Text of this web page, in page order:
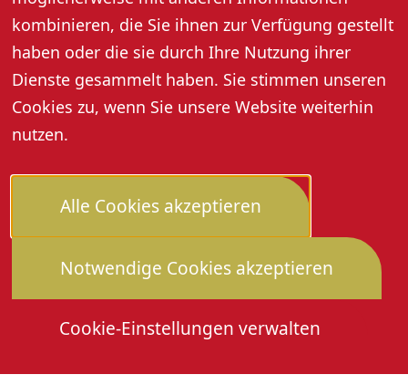
kombinieren, die Sie ihnen zur Verfügung gestellt
haben oder die sie durch Ihre Nutzung ihrer
Dienste gesammelt haben. Sie stimmen unseren
Cookies zu, wenn Sie unsere Website weiterhin
nutzen.
Alle Cookies akzeptieren
Notwendige Cookies akzeptieren
Cookie-Einstellungen verwalten
Ausweichtermin: 03.05.2026; weiterer Termin:
10.05.2026
Weitere Informationen